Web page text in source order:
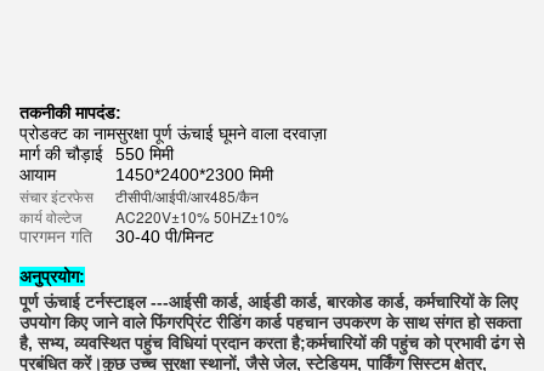
तकनीकी मापदंड:
प्रोडक्ट का नामसुरक्षा पूर्ण ऊंचाई घूमने वाला दरवाज़ा
मार्ग की चौड़ाई
550 मिमी
आयाम
1450*2400*2300 मिमी
संचार इंटरफेस
टीसीपी/आईपी/आर485/कैन
कार्य वोल्टेज
AC220V±10% 50HZ±10%
पारगमन गति 30-40 पी/मिनट
अनुप्रयोग:
पूर्ण ऊंचाई टर्नस्टाइल ---आईसी कार्ड, आईडी कार्ड, बारकोड कार्ड, कर्मचारियों के लिए
उपयोग किए जाने वाले फिंगरप्रिंट रीडिंग कार्ड पहचान उपकरण के साथ संगत हो सकता
है, सभ्य, व्यवस्थित पहुंच विधियां प्रदान करता है;कर्मचारियों की पहुंच को प्रभावी ढंग से
प्रबंधित करें।कुछ उच्च सुरक्षा स्थानों, जैसे जेल, स्टेडियम, पार्किंग सिस्टम क्षेत्र,